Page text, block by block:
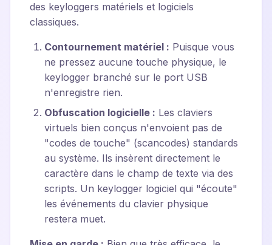
des keyloggers matériels et logiciels
classiques.
Contournement matériel : Puisque vous
ne pressez aucune touche physique, le
keylogger branché sur le port USB
n'enregistre rien.
Obfuscation logicielle : Les claviers
virtuels bien conçus n'envoient pas de
"codes de touche" (scancodes) standards
au système. Ils insèrent directement le
caractère dans le champ de texte via des
scripts. Un keylogger logiciel qui "écoute"
les événements du clavier physique
restera muet.